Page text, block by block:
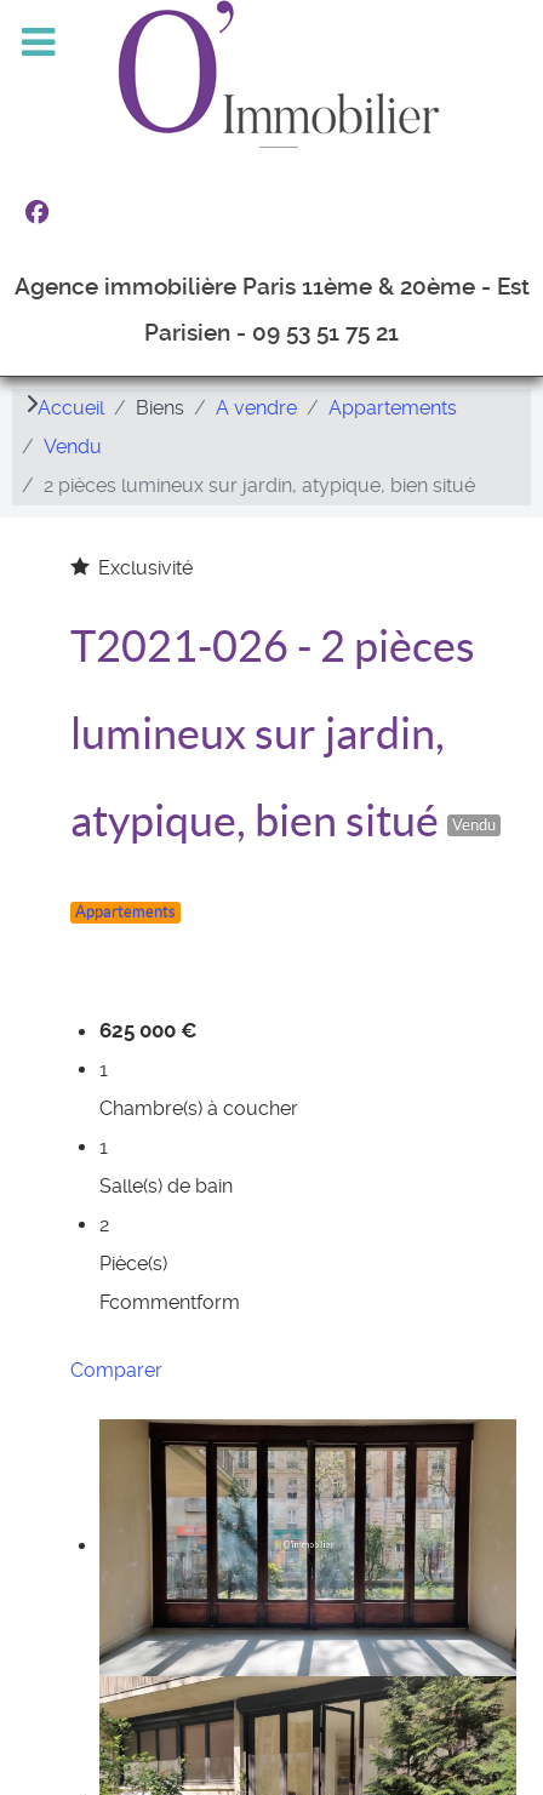
Agence immobilière Paris 11ème & 20ème - Est
Parisien - 09 53 51 75 21
Accueil Biens A vendre
Appartements
Vendu
2 pièces lumineux sur jardin, atypique, bien situé
Exclusivité
T2021-026 - 2 pièces
lumineux sur jardin,
atypique, bien situé
Vendu
Appartements
625 000 €
1
Chambre(s) à coucher
1
Salle(s) de bain
2
Pièce(s)
Fcommentform
Comparer